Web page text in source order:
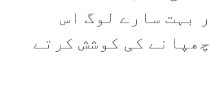
بہت سارے لوگ اس
کی کوشش کرتے